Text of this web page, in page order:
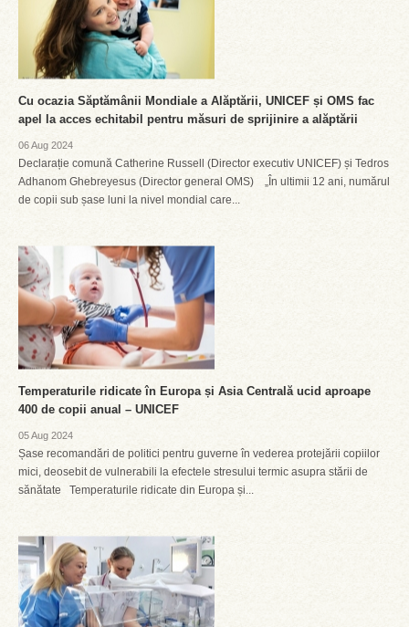
Cu ocazia Săptămânii Mondiale a Alăptării, UNICEF și OMS fac
apel la acces echitabil pentru măsuri de sprijinire a alăptării
06 Aug 2024
Declarație comună Catherine Russell (Director executiv UNICEF) și Tedros
Adhanom Ghebreyesus (Director general OMS) „În ultimii 12 ani, numărul
de copii sub șase luni la nivel mondial care...
Temperaturile ridicate în Europa și Asia Centrală ucid aproape
400 de copii anual – UNICEF
05 Aug 2024
Șase recomandări de politici pentru guverne în vederea protejării copiilor
mici, deosebit de vulnerabili la efectele stresului termic asupra stării de
sănătate Temperaturile ridicate din Europa și...